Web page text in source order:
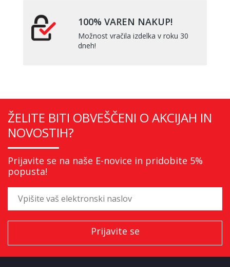
100% VAREN NAKUP!
Možnost vračila izdelka v roku 30
dneh!
ŽELITE BITI OBVEŠČENI O AKCIJAH IN
NOVOSTIH?
Prijavite se na naše E-novice in pridobite 5%
popusta!